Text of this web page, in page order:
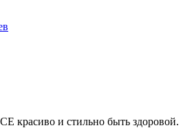
красиво и стильно быть здоровой.